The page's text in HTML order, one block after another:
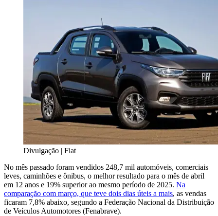
Divulgação | Fiat
No mês passado foram vendidos 248,7 mil automóveis, comerciais
leves, caminhões e ônibus, o melhor resultado para o mês de abril
em 12 anos e 19% superior ao mesmo período de 2025. Na
comparação com março, que teve dois dias úteis a mais, as vendas
ficaram 7,8% abaixo, segundo a Federação Nacional da Distribuição
de Veículos Automotores (Fenabrave).